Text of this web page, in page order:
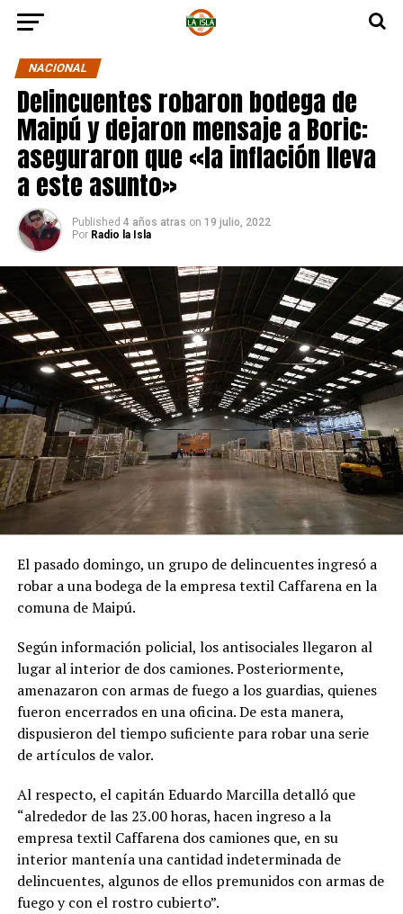
NACIONAL
Delincuentes robaron bodega de
Maipú y dejaron mensaje a Boric:
aseguraron que «la inflación lleva
a este asunto»
Published 4 años atras on 19 julio, 2022
Por Radio la Isla
El pasado domingo, un grupo de delincuentes ingresó a
robar a una bodega de la empresa textil Caffarena en la
comuna de Maipú.
Según información policial, los antisociales llegaron al
lugar al interior de dos camiones. Posteriormente,
amenazaron con armas de fuego a los guardias, quienes
fueron encerrados en una oficina. De esta manera,
dispusieron del tiempo suficiente para robar una serie
de artículos de valor.
Al respecto, el capitán Eduardo Marcilla detalló que
“alrededor de las 23.00 horas, hacen ingreso a la
empresa textil Caffarena dos camiones que, en su
interior mantenía una cantidad indeterminada de
delincuentes, algunos de ellos premunidos con armas de
fuego y con el rostro cubierto”.